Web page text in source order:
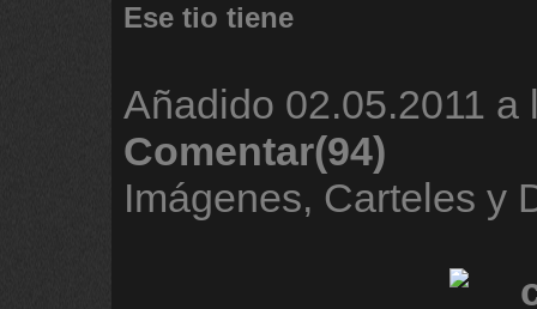
Ese tio tiene
Añadido 02.05.2011 a
Comentar(94)
Imágenes, Carteles y